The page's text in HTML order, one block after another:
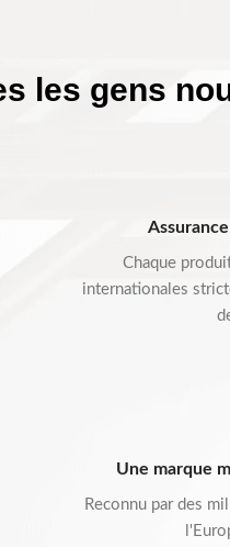
les gens
Chaque
internationales
Une marque
Reconnu par des